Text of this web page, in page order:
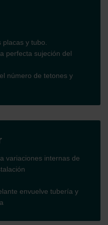
y tubo.
perfecta sujeción del
número de tetones y
variaciones internas de
envuelve tubería y